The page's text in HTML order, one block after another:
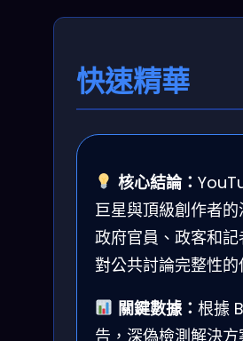
快速精華
核心結論：
巨星與頂級創作者
政府官員、政客和
對公共討論完整性的
關鍵數據： 根據
告，深偽檢測解決